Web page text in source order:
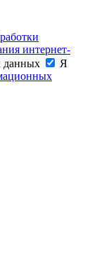
интернет-
данных
Я